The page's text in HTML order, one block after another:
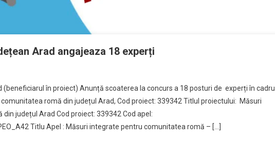
Arad angajeaza 18 experți
(beneficiarul în proiect) Anunță scoaterea la concurs a 18 posturi de experți în cadrul
romă din județul Arad, Cod proiect: 339342 Titlul proiectului: Măsuri
județul Arad Cod proiect: 339342 Cod apel:
Titlu Apel : Măsuri integrate pentru comunitatea romă – […]